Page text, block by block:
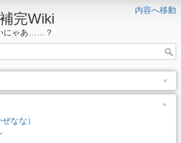
内容へ移動
完Wiki
にゃあ……？
なな）